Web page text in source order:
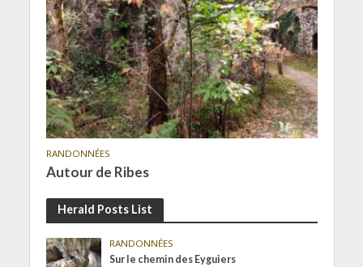
RANDONNÉES
Autour de Ribes
Herald Posts List
RANDONNÉES
Sur le chemin des Eyguiers